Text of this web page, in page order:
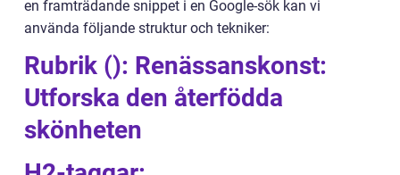
en framträdande snippet i en Google-sök kan vi
använda följande struktur och tekniker:
Rubrik (): Renässanskonst:
Utforska den återfödda
skönheten